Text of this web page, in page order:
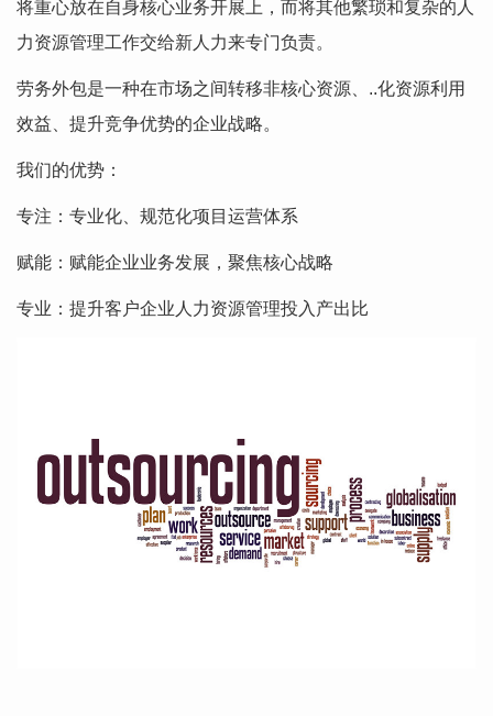
将重心放在自身核心业务开展上，而将其他繁琐和复杂的人
力资源管理工作交给新人力来专门负责。
劳务外包是一种在市场之间转移非核心资源、..化资源利用
效益、提升竞争优势的企业战略。
我们的优势：
专注：专业化、规范化项目运营体系
赋能：赋能企业业务发展，聚焦核心战略
专业：提升客户企业人力资源管理投入产出比